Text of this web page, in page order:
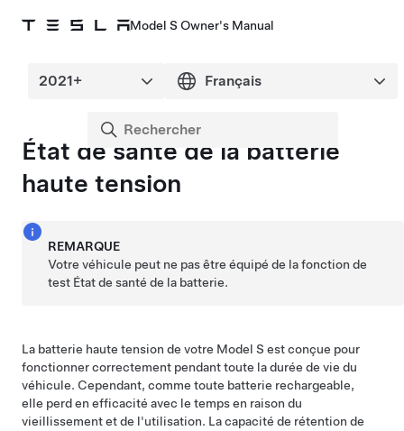
Model S Owner's Manual
État de santé de la batterie
haute tension
REMARQUE
Votre véhicule peut ne pas être équipé de la fonction de
test État de santé de la batterie.
La batterie haute tension de votre Model S est conçue pour
fonctionner correctement pendant toute la durée de vie du
véhicule. Cependant, comme toute batterie rechargeable,
elle perd en efficacité avec le temps en raison du
vieillissement et de l'utilisation. La capacité de rétention de